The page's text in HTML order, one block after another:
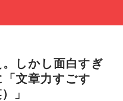
しかし面白すぎ
文章力すごす
」